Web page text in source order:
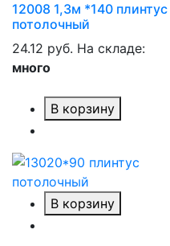
12008 1,3м *140 плинтус
потолочный
24.12 руб. На складе:
много
В корзину
В корзину